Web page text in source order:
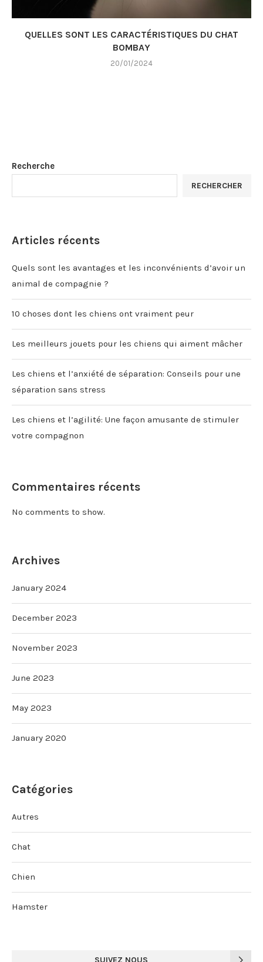
QUELLES SONT LES CARACTÉRISTIQUES DU CHAT
BOMBAY
20/01/2024
Recherche
RECHERCHER
Articles récents
Quels sont les avantages et les inconvénients d’avoir un
animal de compagnie ?
10 choses dont les chiens ont vraiment peur
Les meilleurs jouets pour les chiens qui aiment mâcher
Les chiens et l’anxiété de séparation: Conseils pour une
séparation sans stress
Les chiens et l’agilité: Une façon amusante de stimuler
votre compagnon
Commentaires récents
No comments to show.
Archives
January 2024
December 2023
November 2023
June 2023
May 2023
January 2020
Catégories
Autres
Chat
Chien
Hamster